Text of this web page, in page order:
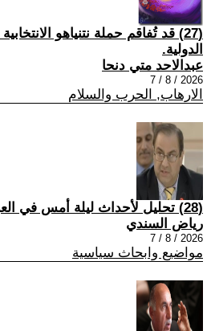
(27) قد تُفاقم حملة نتنياهو
الدولية.
عبدالاحد متي دنحا
2026 / 8 / 7
الارهاب, الحرب والسلام
(28) تحليل لأحداث ليلة أمس في العراق
رياض السندي
2026 / 8 / 7
مواضيع وابحاث سياسية